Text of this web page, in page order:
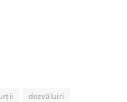
dezvăluiri